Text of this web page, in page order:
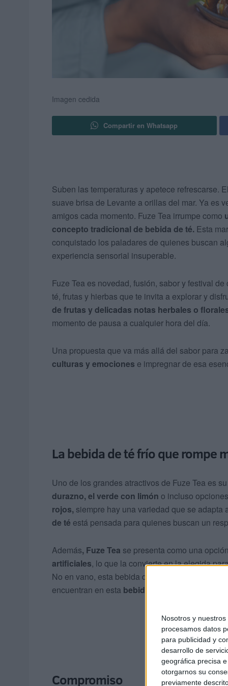
Nosotros y nuestros
procesamos datos
para publicidad y
desarrollo de
geográfica precisa
otorgarnos su
previamente
Imagen cedida
Compartir en Whatsapp
Suben las temperaturas y apetece refrescarse.
suave brisa de Levante a orillas del mar. Ya es
amigos cada momento. Fuze Tea irrumpe como
concepto tradicional de bebida de té. Esta
conquistado los paladares de quienes buscan
experiencia sensorial insuperable.
Fuze Tea es novedad, fusión, sabor y festival
té, frutas y hierbas que te invita a explorar y
de frutas y delicadas notas herbales o
momento de pausa a cualquier hora del día.
Una propuesta que va más allá del sabor para
culturas y emociones e impregnar de esa
La bebida de té frío que rompe
Uno de los grandes atractivos de Fuze Tea es
durazno, el verde con limón o incluso
rojos, siempre hay una variedad que se adapta
de té está pensada para quienes buscan un
Además, Fuze Tea se presenta como una
artificiales, lo que la convierte en la elegida
No en vano, esta bebida de té suma
adeptos
encuentran en esta bebida de té
Compromiso